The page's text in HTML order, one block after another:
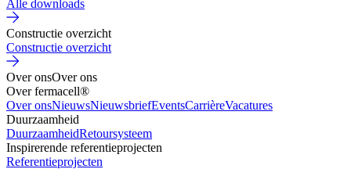
Alle downloads
Constructie overzicht
Constructie overzicht
Over onsOver ons
Over fermacell®
Over onsNieuwsNieuwsbriefEventsCarrièreVacatures
Duurzaamheid
DuurzaamheidRetoursysteem
Inspirerende referentieprojecten
Referentieprojecten